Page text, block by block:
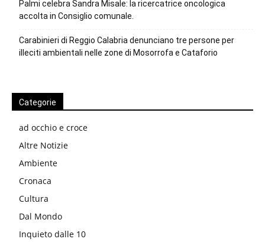
Palmi celebra Sandra Misale: la ricercatrice oncologica
accolta in Consiglio comunale.
Carabinieri di Reggio Calabria denunciano tre persone per
illeciti ambientali nelle zone di Mosorrofa e Cataforio
Categorie
ad occhio e croce
Altre Notizie
Ambiente
Cronaca
Cultura
Dal Mondo
Inquieto dalle 10